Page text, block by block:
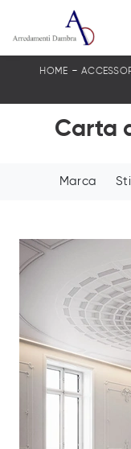
HOME -
Carta
Marca